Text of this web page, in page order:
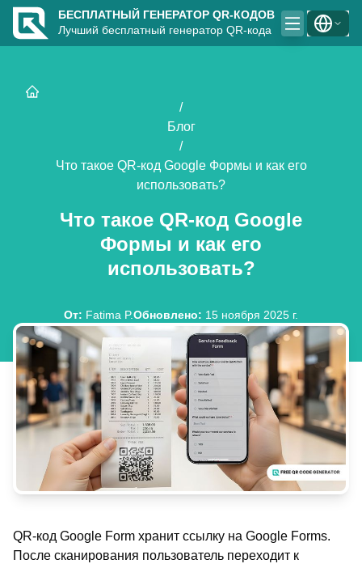
БЕСПЛАТНЫЙ ГЕНЕРАТОР QR-КОДОВ
Лучший бесплатный генератор QR-кода
/
Блог
/
Что такое QR-код Google Формы и как его
использовать?
Что такое QR-код Google
Формы и как его
использовать?
От: Fatima P.Обновлено: 15 ноября 2025 г.
QR-код Google Form хранит ссылку на Google Forms.
После сканирования пользователь переходит к